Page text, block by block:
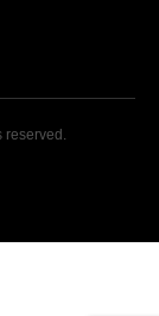
reserved.